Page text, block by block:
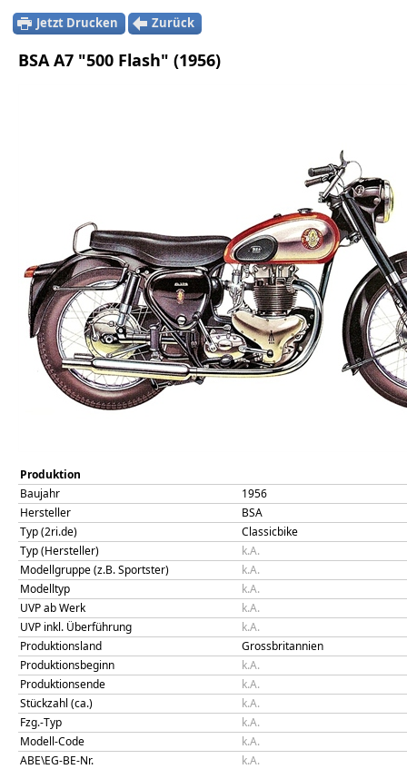
Jetzt Drucken Zurück
BSA A7 "500 Flash" (1956)
Produktion
Baujahr
1956
Hersteller
BSA
Typ (2ri.de)
Classicbike
Typ (Hersteller)
k.A.
Modellgruppe (z.B. Sportster)
k.A.
Modelltyp
k.A.
UVP ab Werk
k.A.
UVP inkl. Überführung
k.A.
Produktionsland
Grossbritannien
Produktionsbeginn
k.A.
Produktionsende
k.A.
Stückzahl (ca.)
k.A.
Fzg.-Typ
k.A.
Modell-Code
k.A.
ABE\EG-BE-Nr.
k.A.